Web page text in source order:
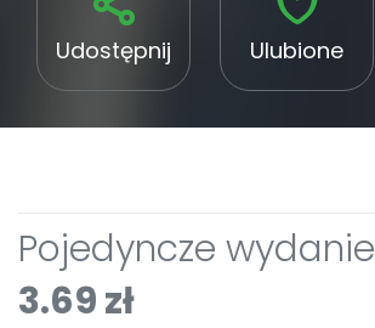
Udostępnij Ulubione
Pojedyncze wydanie
3.69 zł